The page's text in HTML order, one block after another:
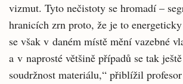
vizmut. Tyto nečistoty se hromadí –
hranicích zrn proto, že je to
se však v daném místě mění vazebné
a v naprosté většině případů se tak
soudržnost materiálu,“ přiblížil